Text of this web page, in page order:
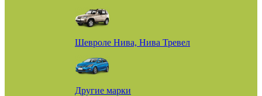
Шевроле Нива, Нива Тревел
Другие марки